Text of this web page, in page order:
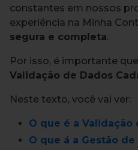
constantes em nossos
experiência na Minha
segura e completa.
Por isso, é importante
Validação de Dados
Neste texto, você vai ver:
O que é a Validação
O que á a Gestão de